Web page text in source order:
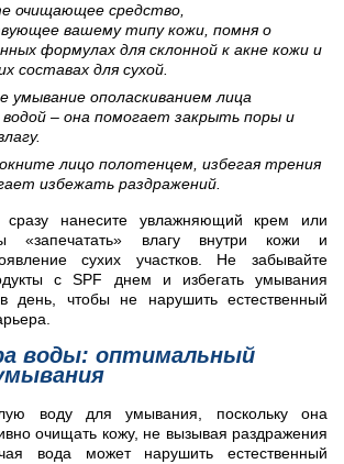
очищающее средство,
вашему типу кожи, помня о
формулах для склонной к акне кожи и
составах для сухой.
умывание ополаскиванием лица
водой – она помогает закрыть поры и
лицо полотенцем, избегая трения
избежать раздражений.
нанесите увлажняющий крем или
«запечатать» влагу внутри кожи и
сухих участков. Не забывайте
с SPF днем и избегать умывания
день, чтобы не нарушить естественный
воды: оптимальный
воду для умывания, поскольку она
очищать кожу, не вызывая раздражения
вода может нарушить естественный